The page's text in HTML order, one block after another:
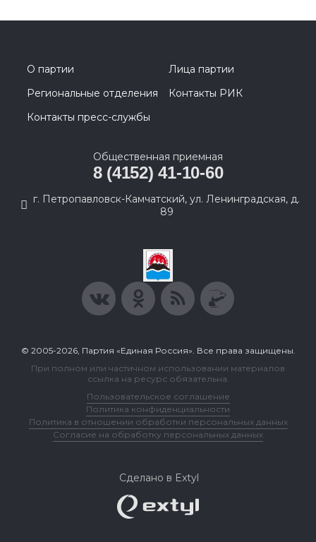
О партии
Лица партии
Региональные отделения
Контакты РИК
Контакты пресс-службы
Общественная приемная
8 (4152) 41-10-60
г. Петропавловск-Камчатский, ул. Ленинградская, д.
89
© 2005-2026, Партия «Единая Россия». Все права защищены.
При полном или частичном использовании материалов
ссылка на ресурс обязательна.
Пользовательское соглашение
Политика конфиденциальности
Политика в отношении обработки персональных данных
Согласие на обработку персональных данных
Сделано в Extyl